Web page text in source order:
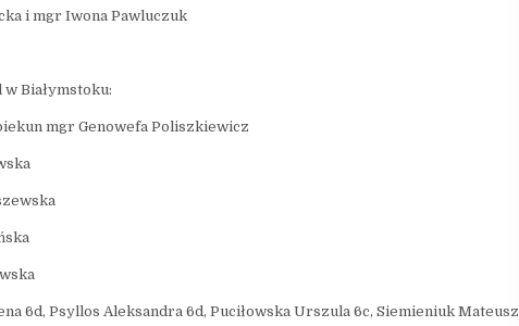
i mgr Iwona Pawluczuk
Białymstoku:
mgr Genowefa Poliszkiewicz
6d, Psyllos Aleksandra 6d, Puciłowska Urszula 6c, Siemieniuk Mateusz